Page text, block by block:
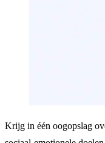
Krijg in één oogopslag